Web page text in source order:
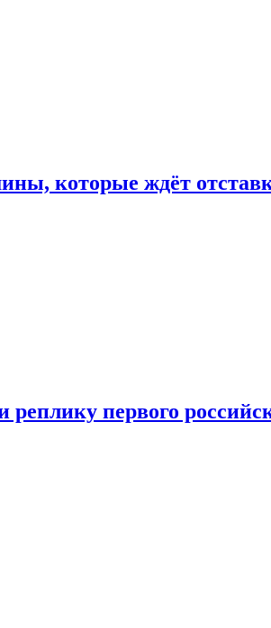
которые ждёт
реплику первого